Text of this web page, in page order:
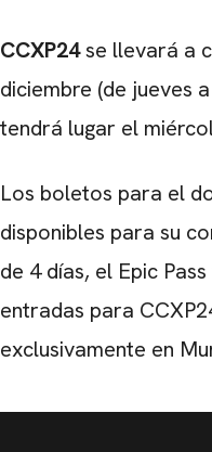
CCXP24se llevará a
diciembre (de jueves
tendrá lugar el
Los boletos para el
disponibles para su
de 4 días, el Epic
entradas para
exclusivamente en